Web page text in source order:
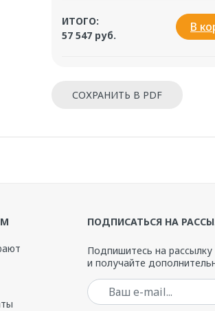
ИТОГО:
57 547 руб.
В
лёгкий уход и элегантный
- 12 мес.
ПОДПИСАТЬСЯ НА
Подпишитесь на рассылку
и получайте
Ваш e-mail